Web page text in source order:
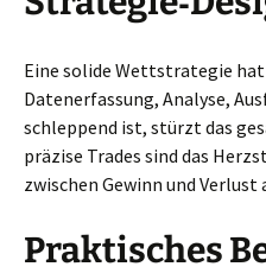
Eine solide Wettstrategie
Datenerfassung, Analyse,
schleppend ist, stürzt das
präzise Trades sind das
zwischen Gewinn und Verlust
Praktisches